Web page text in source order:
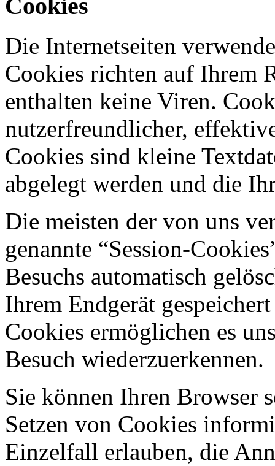
Cookies
Die Internetseiten
Cookies richten auf Ihrem
enthalten keine Viren.
nutzerfreundlicher,
Cookies sind kleine
abgelegt werden und die
Die meisten der von uns
genannte “Session-
Besuchs automatisch
Ihrem Endgerät
Cookies ermöglichen es
Besuch wiederzuerkennen.
Sie können Ihren Browser
Setzen von Cookies
Einzelfall erlauben, die